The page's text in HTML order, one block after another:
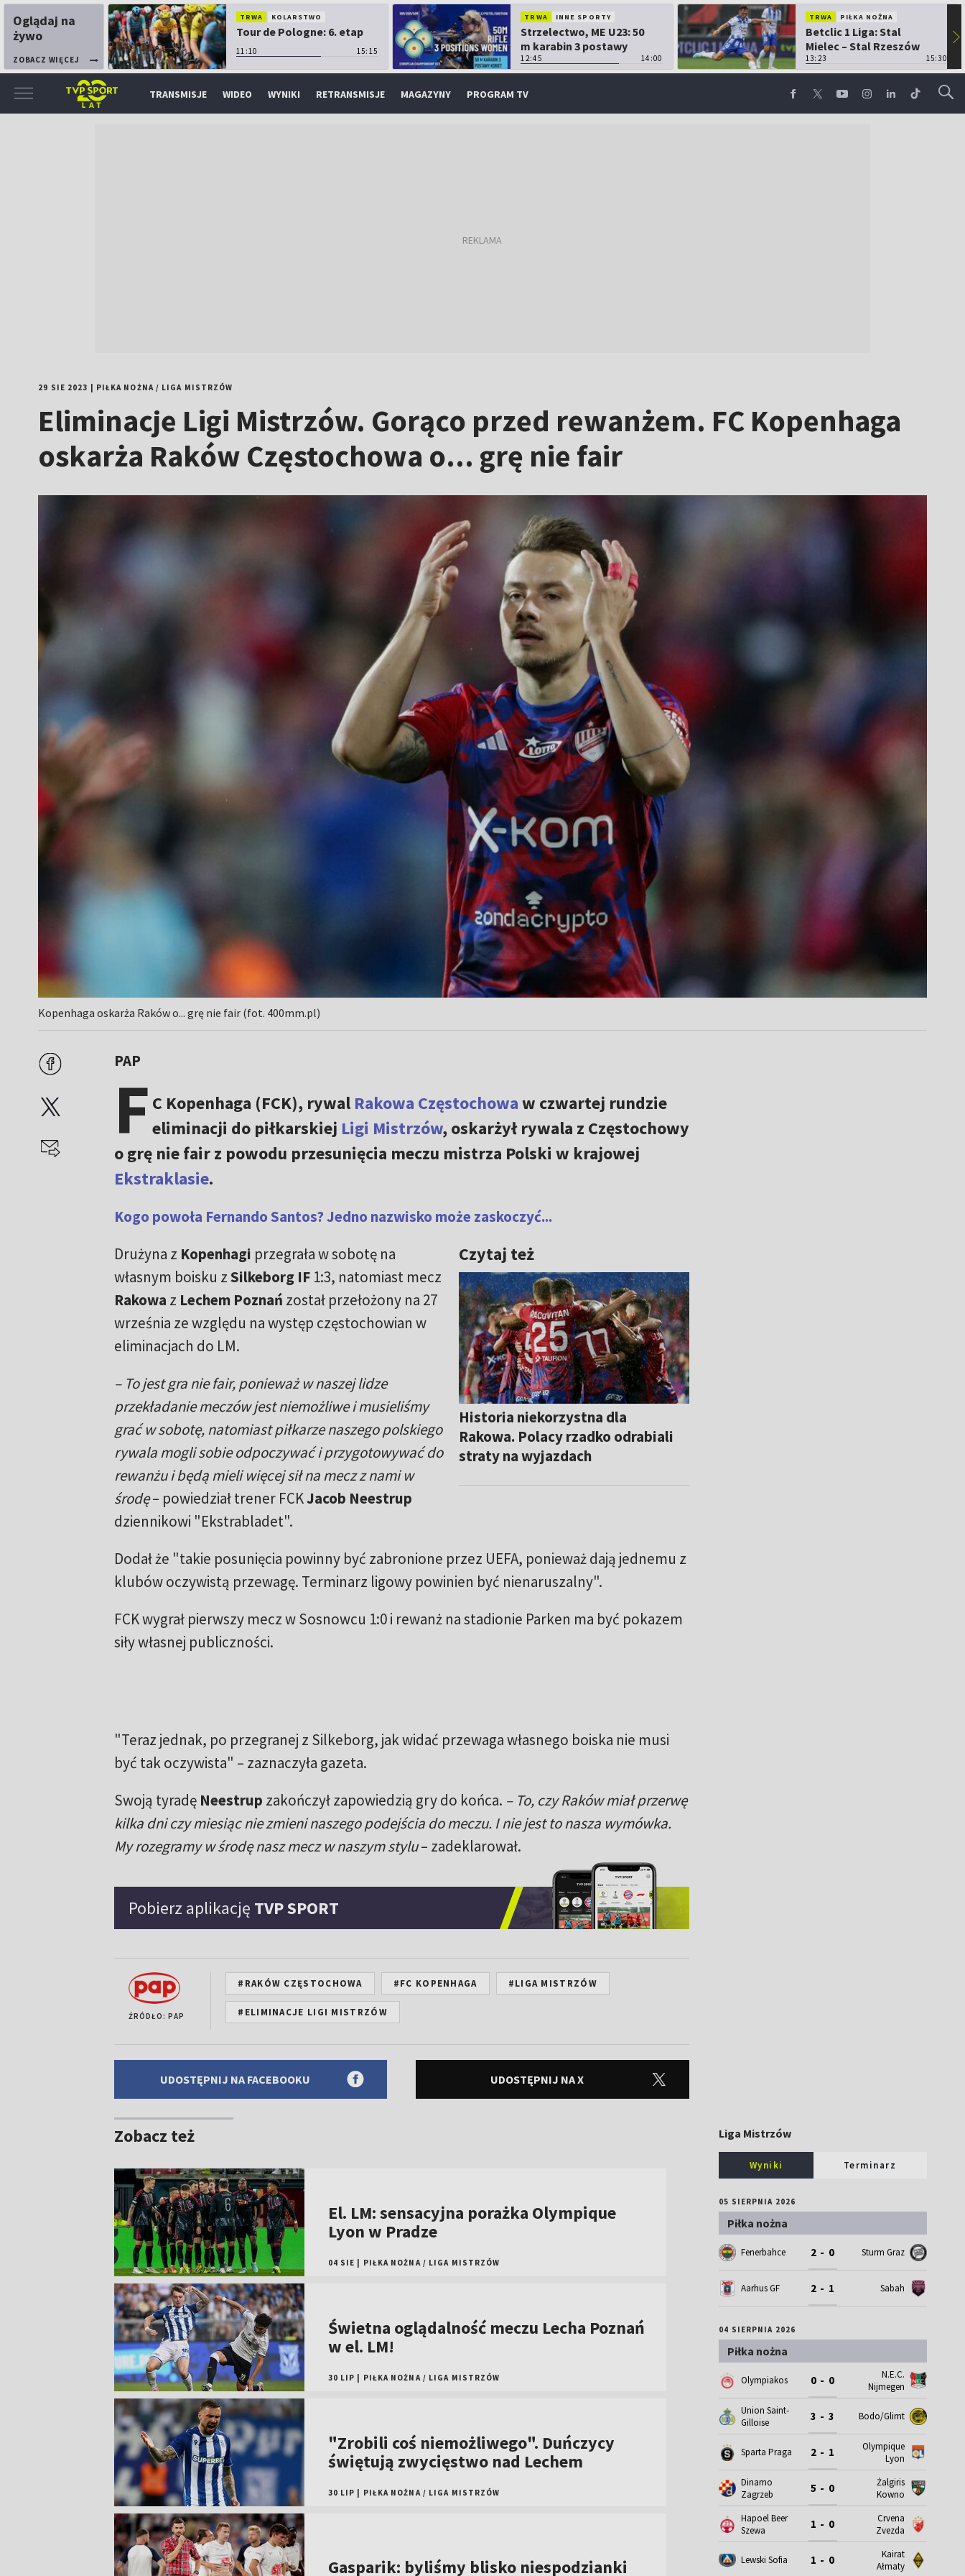
Oglądaj na
żywo
ZOBACZ WIĘCEJ
TRWA KOLARSTWO
Tour de Pologne: 6. etap
11:10 15:15
TRWA INNE SPORTY
Strzelectwo, ME U23: 50
m karabin 3 postawy
kobiet
12:45 14:00
TRWA PIŁKA NOŻNA
Betclic 1 Liga: Stal
Mielec – Stal Rzeszów
13:23 15:30
▶
TRANSMISJE WIDEO WYNIKI RETRANSMISJE MAGAZYNY PROGRAM TV
29 SIE 2023 PIŁKA NOŻNA/ LIGA MISTRZÓW
Eliminacje Ligi Mistrzów. Gorąco przed rewanżem. FC Kopenhaga
oskarża Raków Częstochowa o... grę nie fair
Kopenhaga oskarża Raków o... grę nie fair (fot. 400mm.pl)
PAP
F C Kopenhaga (FCK), rywal Rakowa Częstochowaw czwartej rundzie
eliminacji do piłkarskiej Ligi Mistrzów, oskarżył rywala z Częstochowy
o grę nie fair z powodu przesunięcia meczu mistrza Polski w krajowej
Ekstraklasie.
Kogo powoła Fernando Santos? Jedno nazwisko może zaskoczyć...
Czytaj też
Historia niekorzystna dla
Rakowa. Polacy rzadko odrabiali
straty na wyjazdach
Drużyna z Kopenhagi przegrała w sobotę na
własnym boisku zSilkeborg IF1:3, natomiast mecz
Rakowa z Lechem Poznań został przełożony na 27
września ze względu na występ częstochowian w
eliminacjach do LM.
– To jest gra nie fair, ponieważ w naszej lidze
przekładanie meczów jest niemożliwe i musieliśmy
grać w sobotę, natomiast piłkarze naszego polskiego
rywala mogli sobie odpoczywać i przygotowywać do
rewanżu i będą mieli więcej sił na mecz z nami w
środę– powiedział trener FCKJacob Neestrup
dziennikowi "Ekstrabladet".
Dodał że "takie posunięcia powinny być zabronione przez UEFA, ponieważ dają jednemu z
klubów oczywistą przewagę. Terminarz ligowy powinien być nienaruszalny".
FCK wygrał pierwszy mecz w Sosnowcu 1:0 i rewanż na stadionie Parken ma być pokazem
siły własnej publiczności.
"Teraz jednak, po przegranej z Silkeborg, jak widać przewaga własnego boiska nie musi
być tak oczywista" – zaznaczyła gazeta.
Swoją tyradę Neestrup zakończył zapowiedzią gry do końca. – To, czy Raków miał przerwę
kilka dni czy miesiąc nie zmieni naszego podejścia do meczu. I nie jest to nasza wymówka.
My rozegramy w środę nasz mecz w naszym stylu– zadeklarował.
Pobierz aplikację TVP SPORT
ŹRÓDŁO: PAP
#RAKÓW CZĘSTOCHOWA #FC KOPENHAGA #LIGA MISTRZÓW
#ELIMINACJE LIGI MISTRZÓW
UDOSTĘPNIJ NA FACEBOOKU UDOSTĘPNIJ NA X
Zobacz też
El. LM: sensacyjna porażka Olympique
Lyon w Pradze
04 SIE PIŁKA NOŻNA / LIGA MISTRZÓW
Świetna oglądalność meczu Lecha Poznań
w el. LM!
30 LIP PIŁKA NOŻNA / LIGA MISTRZÓW
"Zrobili coś niemożliwego". Duńczycy
świętują zwycięstwo nad Lechem
30 LIP PIŁKA NOŻNA / LIGA MISTRZÓW
Gasparik: byliśmy blisko niespodzianki
Liga Mistrzów
Wyniki Terminarz
05 SIERPNIA 2026
Piłka nożna
Fenerbahce 2 - 0 Sturm Graz
Aarhus GF 2 - 1 Sabah
04 SIERPNIA 2026
Piłka nożna
Olympiakos 0 - 0
N.E.C.
Nijmegen
Union Saint-
Gilloise
3 - 3 Bodo/Glimt
Sparta Praga 2 - 1
Olympique
Lyon
Dinamo
Zagrzeb
5 - 0
Żalgiris
Kowno
Hapoel Beer
Szewa
1 - 0
Crvena
Zvezda
Lewski Sofia 1 - 0
Kairat
Ałmaty